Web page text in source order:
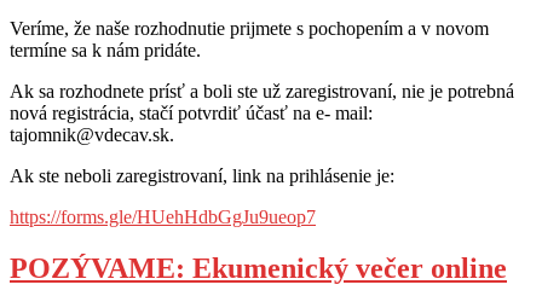
Veríme, že naše rozhodnutie prijmete s pochopením a v novom
termíne sa k nám pridáte.
Ak sa rozhodnete prísť a boli ste už zaregistrovaní, nie je potrebná
nová registrácia, stačí potvrdiť účasť na e- mail:
tajomnik@vdecav.sk.
Ak ste neboli zaregistrovaní, link na prihlásenie je:
https://forms.gle/HUehHdbGgJu9ueop7
POZÝVAME: Ekumenický večer online